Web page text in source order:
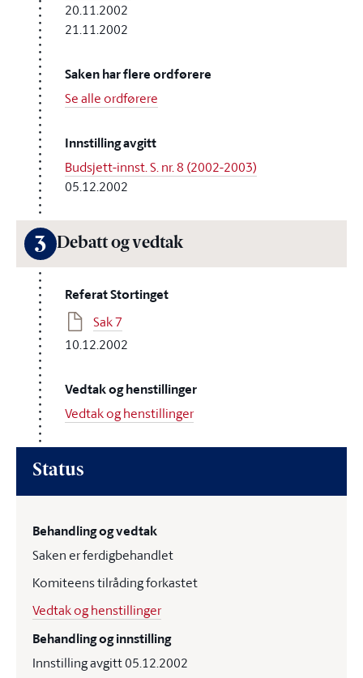
20.11.2002
21.11.2002
Saken har flere ordførere
Se alle ordførere
Innstilling avgitt
Budsjett-innst. S. nr. 8 (2002-2003)
05.12.2002
3 Debatt og vedtak
Referat Stortinget
Sak 7
10.12.2002
Vedtak og henstillinger
Vedtak og henstillinger
Status
Behandling og vedtak
Saken er ferdigbehandlet
Komiteens tilråding forkastet
Vedtak og henstillinger
Behandling og innstilling
Innstilling avgitt 05.12.2002